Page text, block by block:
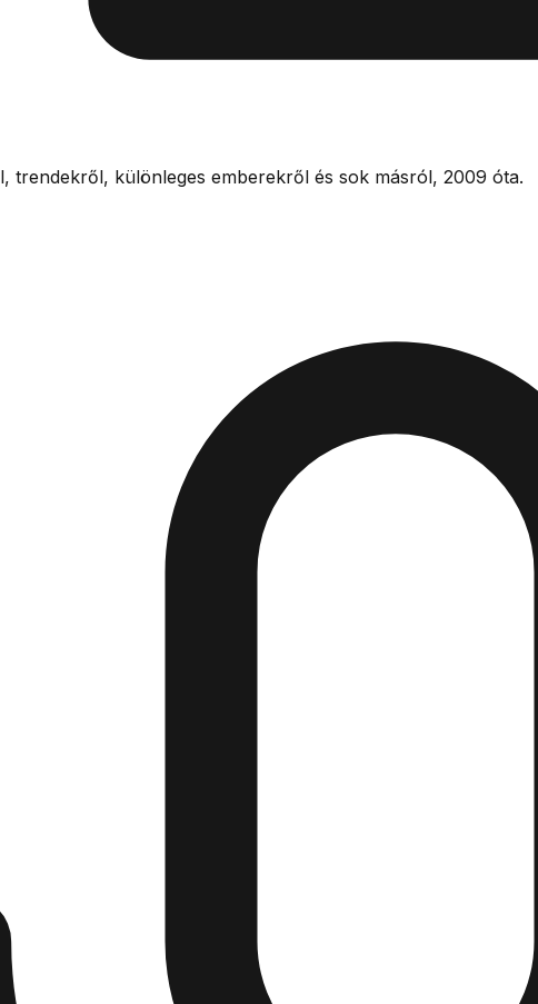
trendekről, különleges emberekről és sok másról, 2009 óta.